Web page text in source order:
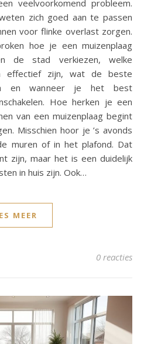
zich goed aan te passen
voor flinke overlast zorgen.
hoe je een muizenplaag
de stad verkiezen, welke
effectief zijn, wat de beste
en wanneer je het best
Hoe herken je een
van een muizenplaag begint
Misschien hoor je ’s avonds
muren of in het plafond. Dat
zijn, maar het is een duidelijk
in huis zijn. Ook…
MEER
0 reacties